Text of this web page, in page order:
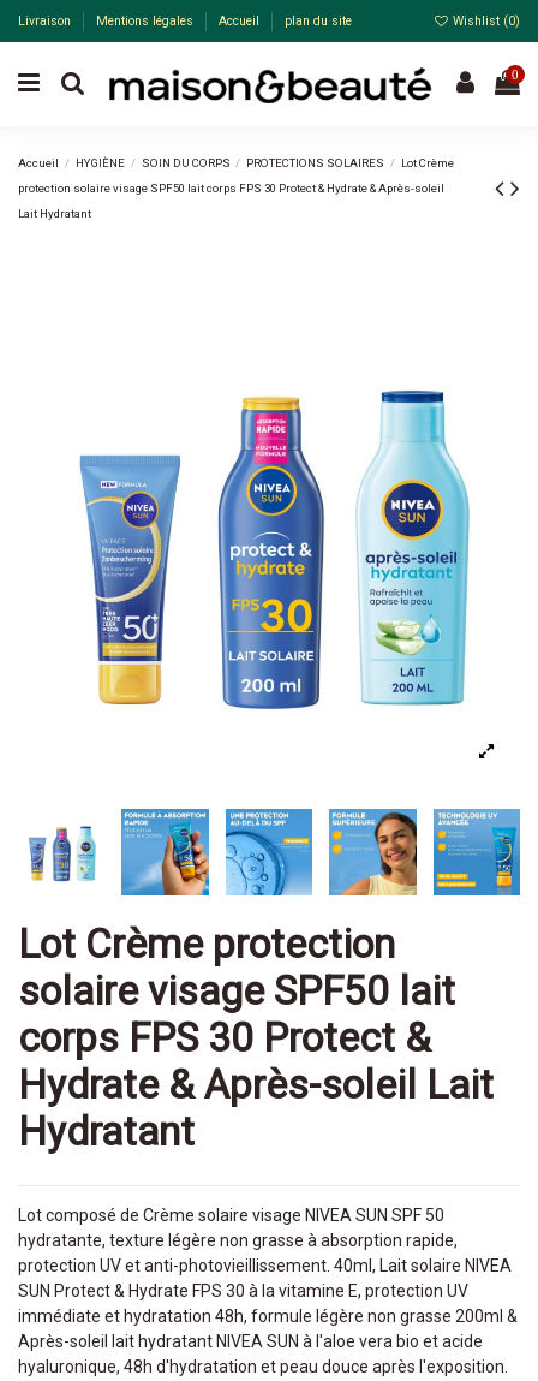
Livraison Mentions légales Accueil plan du site Wishlist (0)
0
Accueil HYGIÈNE SOIN DU CORPS PROTECTIONS SOLAIRES
Lot Crème
protection solaire visage SPF50 lait corps FPS 30 Protect & Hydrate & Après-soleil
Lait Hydratant
Lot Crème protection
solaire visage SPF50 lait
corps FPS 30 Protect &
Hydrate & Après-soleil Lait
Hydratant
Lot composé de Crème solaire visage NIVEA SUN SPF 50
hydratante, texture légère non grasse à absorption rapide,
protection UV et anti-photovieillissement. 40ml, Lait solaire NIVEA
SUN Protect & Hydrate FPS 30 à la vitamine E, protection UV
immédiate et hydratation 48h, formule légère non grasse 200ml &
Après-soleil lait hydratant NIVEA SUN à l'aloe vera bio et acide
hyaluronique, 48h d'hydratation et peau douce après l'exposition.